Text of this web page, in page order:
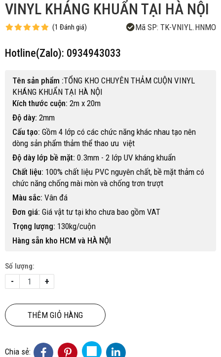
VINYL KHÁNG KHUẨN TẠI HÀ NỘI
(1 Đánh giá) Mã SP: TK-VNIYL.HNMO
Hotline(Zalo): 0934943033
Tên sản phẩm :TỔNG KHO CHUYÊN THẢM CUỘN VINYL
KHÁNG KHUẨN TẠI HÀ NỘI
Kích thước cuộn: 2m x 20m
Độ dày: 2mm
Cấu tạo: Gồm 4 lớp có các chức năng khác nhau tạo nên
dòng sản phẩm thảm thể thao ưu việt
Độ dày lớp bề mặt: 0.3mm - 2 lớp UV kháng khuẩn
Chất liệu: 100% chất liệu PVC nguyên chất, bề mặt thảm có
chức năng chống mài mòn và chống trơn trượt
Màu sắc: Vân đá
Đơn giá: Giá vật tư tại kho chưa bao gồm VAT
Trọng lượng: 130kg/cuộn
Hàng sẵn kho HCM và HÀ NỘI
Số lượng:
- +
THÊM GIỎ HÀNG
Chia sẻ: